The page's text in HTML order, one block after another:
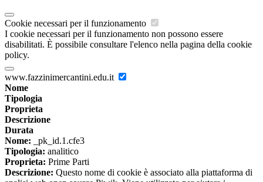
Cookie necessari per il funzionamento
I cookie necessari per il funzionamento non possono essere
disabilitati. È possibile consultare l'elenco nella pagina della cookie
policy.
www.fazzinimercantini.edu.it
Nome
Tipologia
Proprieta
Descrizione
Durata
Nome: _pk_id.1.cfe3
Tipologia: analitico
Proprieta: Prime Parti
Descrizione: Questo nome di cookie è associato alla piattaforma di